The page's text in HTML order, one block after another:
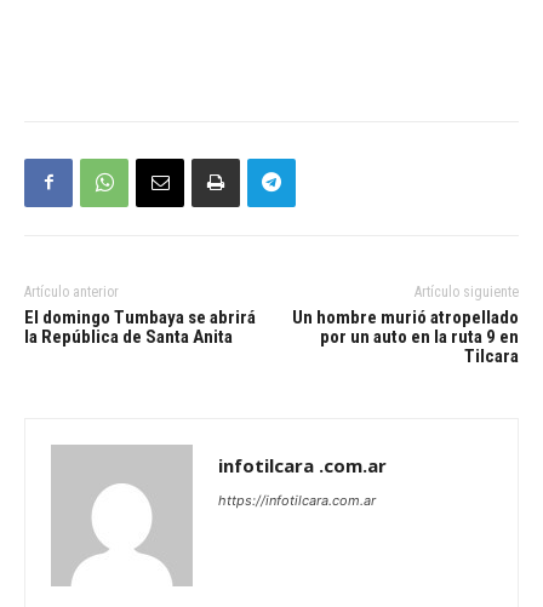
Artículo anterior
El domingo Tumbaya se abrirá
la República de Santa Anita
Artículo siguiente
Un hombre murió atropellado
por un auto en la ruta 9 en
Tilcara
infotilcara .com.ar
https://infotilcara.com.ar